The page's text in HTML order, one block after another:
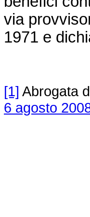
via
1971 e
[1] Abrogata
6 agosto